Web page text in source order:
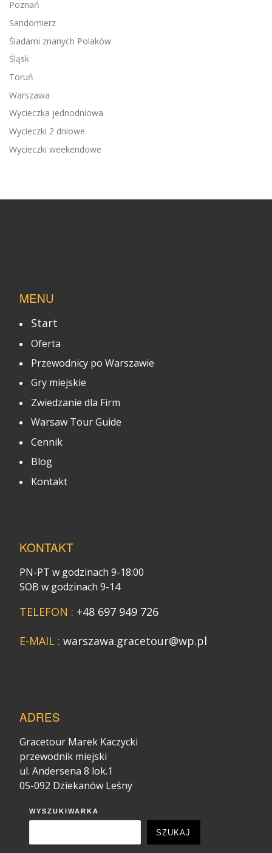
Poznań
Sandomierz
Śladami znanych Polaków
Śląsk
Toruń
Warszawa
Wycieczka jednodniowa
Wycieczki 2 dniowe
Wycieczki weekendowe
MENU
Start
Oferta
Przewodnicy po Warszawie
Gry miejskie
Zwiedzanie dla Firm
Warsaw Tour Guide
Cennik
Blog
Kontakt
KONTAKT
PN-PT w godzinach 9-18:00
SOB w godzinach 9-14
TELEFON : +48 697 949 726
E-MAIL : warszawa.gracetour@wp.pl
ADRES
Gracetour Marek Kaczycki
przewodnik miejski
ul. Andersena 8 lok.1
05-092 Dziekanów Leśny
WYSZUKIWARKA
SZUKAJ